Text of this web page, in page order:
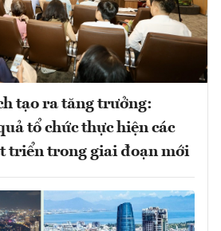
tạo ra tăng trưởng:
tổ chức thực hiện các
triển trong giai đoạn mới